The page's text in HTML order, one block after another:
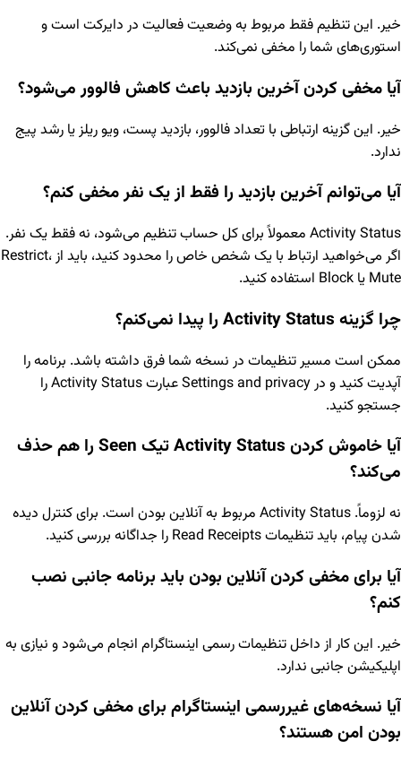
خیر. این تنظیم فقط مربوط به وضعیت فعالیت در دایرکت است و
استوری‌های شما را مخفی نمی‌کند.
آیا مخفی کردن آخرین بازدید باعث کاهش فالوور می‌شود؟
خیر. این گزینه ارتباطی با تعداد فالوور، بازدید پست، ویو ریلز یا رشد پیج
ندارد.
آیا می‌توانم آخرین بازدید را فقط از یک نفر مخفی کنم؟
Activity Status معمولاً برای کل حساب تنظیم می‌شود، نه فقط یک نفر.
اگر می‌خواهید ارتباط با یک شخص خاص را محدود کنید، باید از Restrict،
Mute یا Block استفاده کنید.
چرا گزینه Activity Status را پیدا نمی‌کنم؟
ممکن است مسیر تنظیمات در نسخه شما فرق داشته باشد. برنامه را
آپدیت کنید و در Settings and privacy عبارت Activity Status را
جستجو کنید.
آیا خاموش کردن Activity Status تیک Seen را هم حذف
می‌کند؟
نه لزوماً. Activity Status مربوط به آنلاین بودن است. برای کنترل دیده
شدن پیام، باید تنظیمات Read Receipts را جداگانه بررسی کنید.
آیا برای مخفی کردن آنلاین بودن باید برنامه جانبی نصب
کنم؟
خیر. این کار از داخل تنظیمات رسمی اینستاگرام انجام می‌شود و نیازی به
اپلیکیشن جانبی ندارد.
آیا نسخه‌های غیررسمی اینستاگرام برای مخفی کردن آنلاین
بودن امن هستند؟